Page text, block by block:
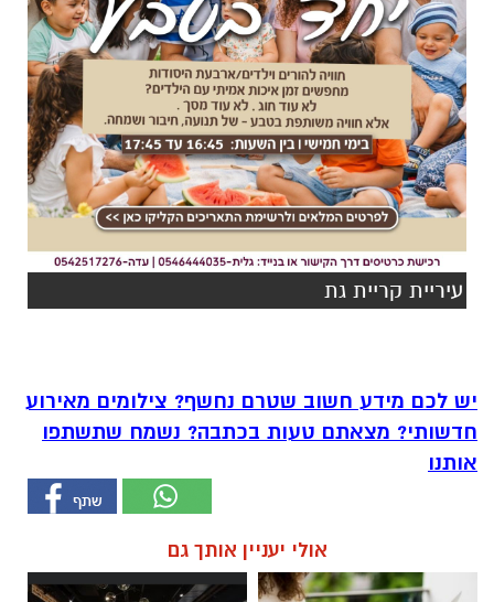
עיריית קריית גת
יש לכם מידע חשוב שטרם נחשף? צילומים מאירוע
חדשותי? מצאתם טעות בכתבה? נשמח שתשתפו
אותנו
אולי יעניין אותך גם